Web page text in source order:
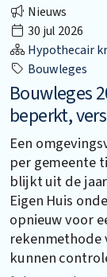
Nieuws
30 jul 2026
Hypothecair
Bouwleges
Bouwleges
beperkt,
Een
per gemeente
blijkt uit de
Eigen Huis
opnieuw voor
rekenmethode
kunnen